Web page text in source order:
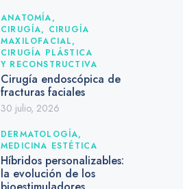
ANATOMÍA,
CIRUGÍA, CIRUGÍA
MAXILOFACIAL,
CIRUGÍA PLÁSTICA
Y RECONSTRUCTIVA
Cirugía endoscópica de
fracturas faciales
30 julio, 2026
DERMATOLOGÍA,
MEDICINA ESTÉTICA
Híbridos personalizables:
la evolución de los